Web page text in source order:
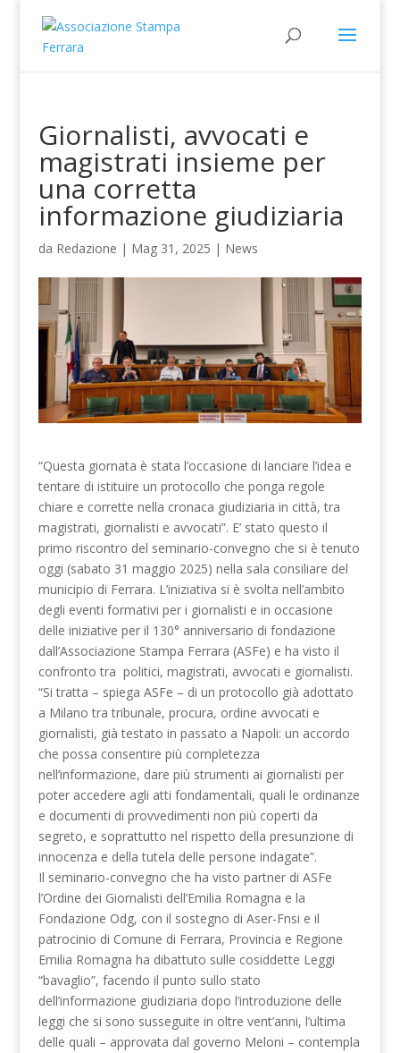
Giornalisti, avvocati e
magistrati insieme per
una corretta
informazione giudiziaria
da Redazione | Mag 31, 2025 | News
“Questa giornata è stata l’occasione di lanciare l’idea e
tentare di istituire un protocollo che ponga regole
chiare e corrette nella cronaca giudiziaria in città, tra
magistrati, giornalisti e avvocati”. E’ stato questo il
primo riscontro del seminario-convegno che si è tenuto
oggi (sabato 31 maggio 2025) nella sala consiliare del
municipio di Ferrara. L’iniziativa si è svolta nell’ambito
degli eventi formativi per i giornalisti e in occasione
delle iniziative per il 130° anniversario di fondazione
dall’Associazione Stampa Ferrara (ASFe) e ha visto il
confronto tra politici, magistrati, avvocati e giornalisti.
“Si tratta – spiega ASFe – di un protocollo già adottato
a Milano tra tribunale, procura, ordine avvocati e
giornalisti, già testato in passato a Napoli: un accordo
che possa consentire più completezza
nell’informazione, dare più strumenti ai giornalisti per
poter accedere agli atti fondamentali, quali le ordinanze
e documenti di provvedimenti non più coperti da
segreto, e soprattutto nel rispetto della presunzione di
innocenza e della tutela delle persone indagate”.
Il seminario-convegno che ha visto partner di ASFe
l’Ordine dei Giornalisti dell’Emilia Romagna e la
Fondazione Odg, con il sostegno di Aser-Fnsi e il
patrocinio di Comune di Ferrara, Provincia e Regione
Emilia Romagna ha dibattuto sulle cosiddette Leggi
“bavaglio”, facendo il punto sullo stato
dell’informazione giudiziaria dopo l’introduzione delle
leggi che si sono susseguite in oltre vent’anni, l’ultima
delle quali – approvata dal governo Meloni – contempla